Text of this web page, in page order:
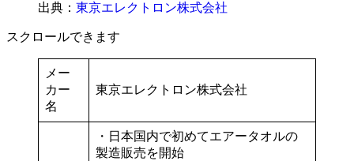
出典： 東京エレクトロン株式会社
スクロールできます
メー
カー
名
東京エレクトロン株式会社
・日本国内で初めてエアータオルの
製造販売を開始